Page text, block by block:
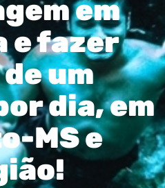
em
e fazer
um
dia, em
MS e